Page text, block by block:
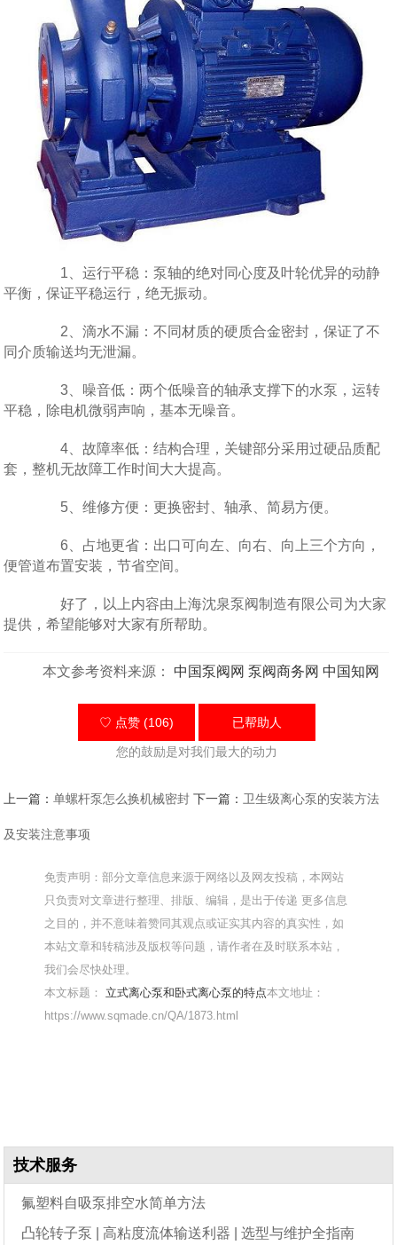
1、运行平稳：泵轴的绝对同心度及叶轮优异的动静
平衡，保证平稳运行，绝无振动。
2、滴水不漏：不同材质的硬质合金密封，保证了不
同介质输送均无泄漏。
3、噪音低：两个低噪音的轴承支撑下的水泵，运转
平稳，除电机微弱声响，基本无噪音。
4、故障率低：结构合理，关键部分采用过硬品质配
套，整机无故障工作时间大大提高。
5、维修方便：更换密封、轴承、简易方便。
6、占地更省：出口可向左、向右、向上三个方向，
便管道布置安装，节省空间。
好了，以上内容由上海沈泉泵阀制造有限公司为大家
提供，希望能够对大家有所帮助。
本文参考资料来源： 中国泵阀网 泵阀商务网 中国知网
♡ 点赞 (106) 已帮助 人
您的鼓励是对我们最大的动力
上一篇：单螺杆泵怎么换机械密封 下一篇： 卫生级离心泵的安装方法
及安装注意事项
免责声明：部分文章信息来源于网络以及网友投稿，本网站
只负责对文章进行整理、排版、编辑，是出于传递 更多信息
之目的，并不意味着赞同其观点或证实其内容的真实性，如
本站文章和转稿涉及版权等问题，请作者在及时联系本站，
我们会尽快处理。
本文标题： 立式离心泵和卧式离心泵的特点本文地址：
https://www.sqmade.cn/QA/1873.html
技术服务
氟塑料自吸泵排空水简单方法
凸轮转子泵 | 高粘度流体输送利器 | 选型与维护全指南